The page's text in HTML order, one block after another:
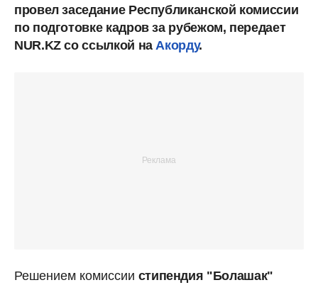
провел заседание Республиканской комиссии
по подготовке кадров за рубежом, передает
NUR.KZ со ссылкой на Акорду.
Решением комиссии стипендия "Болашак"